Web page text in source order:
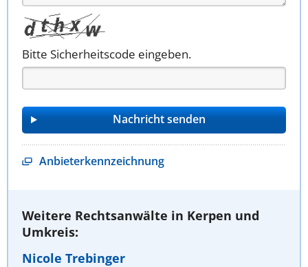
Bitte Sicherheitscode eingeben.
Anbieterkennzeichnung
Weitere Rechtsanwälte in Kerpen und
Umkreis:
Nicole Trebinger